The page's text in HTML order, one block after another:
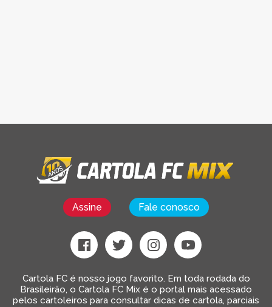
Assine Fale conosco
Cartola FC é nosso jogo favorito. Em toda rodada do
Brasileirão, o Cartola FC Mix é o portal mais acessado
pelos cartoleiros para consultar dicas de cartola, parciais